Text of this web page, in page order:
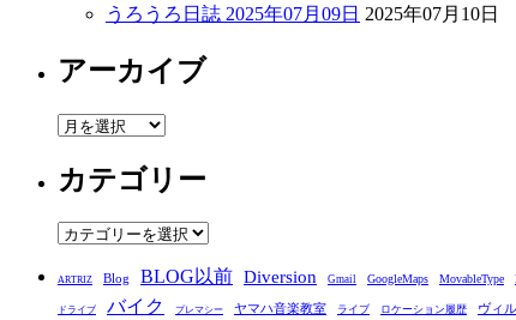
うろうろ日誌 2025年07月09日 2025年07月10日
アーカイブ
ア
カ
イ
ブ
カテゴリー
カ
ゴ
リ
ARTRIZ Blog BLOG以前 Diversion Gmail GoogleMaps MovableType
ドライブ バイク プレマシー ヤマハ音楽教室 ライブ ロケーション履歴 ヴィ